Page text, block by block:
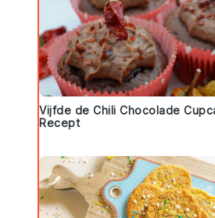
Vijfde de Chili Chocolade
Recept